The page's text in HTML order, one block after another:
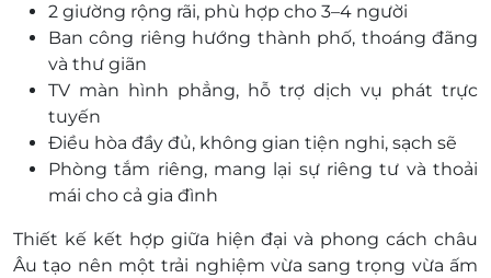
2 giường rộng rãi, phù hợp cho 3–4 người
Ban công riêng hướng thành phố, thoáng đãng
và thư giãn
TV màn hình phẳng, hỗ trợ dịch vụ phát trực
tuyến
Điều hòa đầy đủ, không gian tiện nghi, sạch sẽ
Phòng tắm riêng, mang lại sự riêng tư và thoải
mái cho cả gia đình
Thiết kế kết hợp giữa hiện đại và phong cách châu
Âu tạo nên một trải nghiệm vừa sang trọng vừa ấm